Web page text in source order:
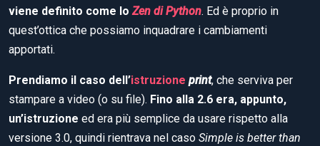
viene definito come loZen di Python. Ed è proprio in
quest’ottica che possiamo inquadrare i cambiamenti
apportati.
Prendiamo il caso dell’istruzione print, che serviva per
stampare a video (o su file). Fino alla 2.6 era, appunto,
un’istruzione ed era più semplice da usare rispetto alla
versione 3.0, quindi rientrava nel caso Simple is better than